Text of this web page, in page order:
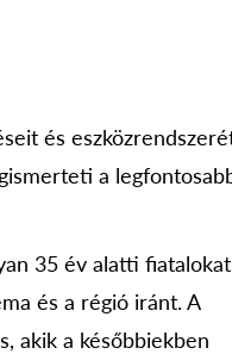
és
a
35 év alatti fiatalokat
és a régió iránt. A
akik a későbbiekben